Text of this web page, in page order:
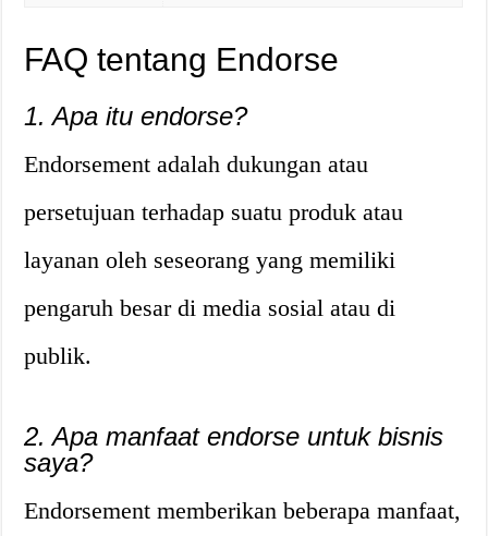
FAQ tentang Endorse
1. Apa itu endorse?
Endorsement adalah dukungan atau
persetujuan terhadap suatu produk atau
layanan oleh seseorang yang memiliki
pengaruh besar di media sosial atau di
publik.
2. Apa manfaat endorse untuk bisnis
saya?
Endorsement memberikan beberapa manfaat,